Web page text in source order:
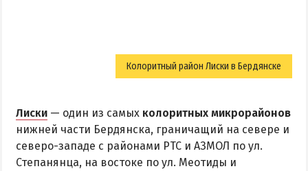
Колоритный район Лиски в Бердянске
Лиски — один из самых колоритных микрорайонов
нижней части Бердянска, граничащий на севере и
северо-западе с районами РТС и АЗМОЛ по ул.
Степанянца, на востоке по ул. Меотиды и